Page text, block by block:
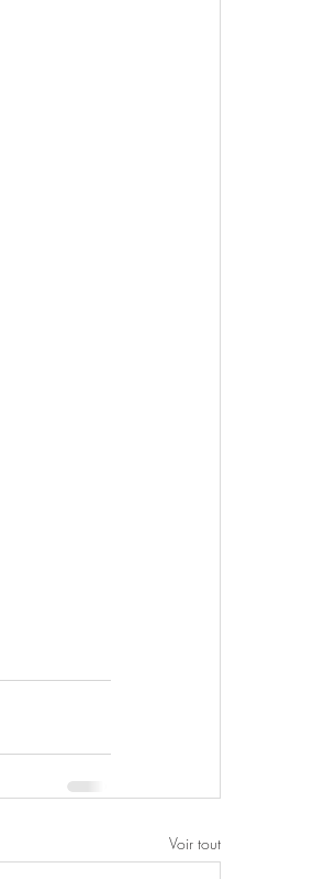
Voir tout